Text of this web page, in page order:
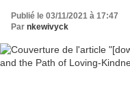
Publié le 03/11/2021 à 17:47
Par nkewivyck